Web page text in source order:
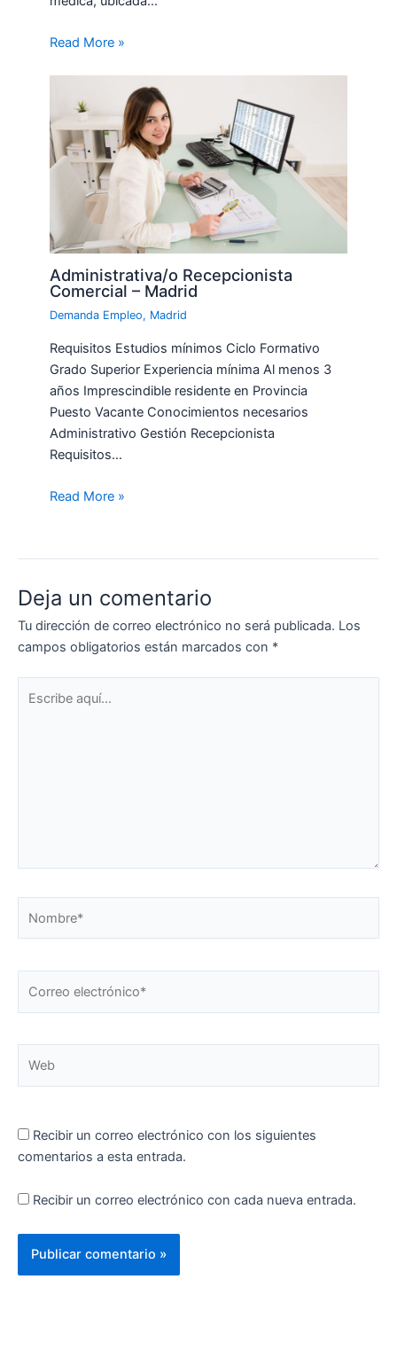
Read More »
Administrativa/o Recepcionista
Comercial – Madrid
Demanda Empleo, Madrid
Requisitos Estudios mínimos Ciclo Formativo
Grado Superior Experiencia mínima Al menos 3
años Imprescindible residente en Provincia
Puesto Vacante Conocimientos necesarios
Administrativo Gestión Recepcionista
Requisitos…
Read More »
Deja un comentario
Tu dirección de correo electrónico no será publicada. Los
campos obligatorios están marcados con *
aquí...
electrónico*
Recibir un correo electrónico con los siguientes
comentarios a esta entrada.
Recibir un correo electrónico con cada nueva entrada.